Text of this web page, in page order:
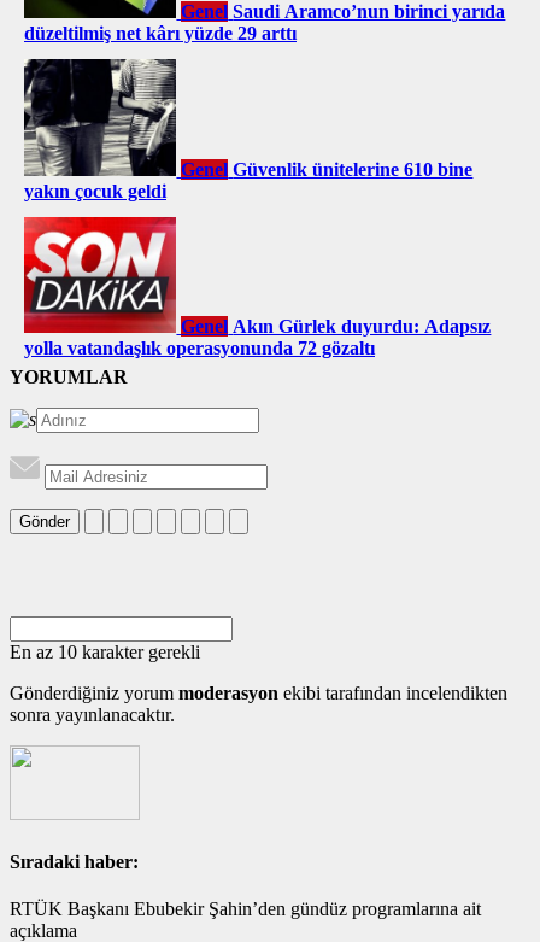
Genel Saudi Aramco’nun birinci yarıda
düzeltilmiş net kârı yüzde 29 arttı
Genel Güvenlik ünitelerine 610 bine
yakın çocuk geldi
Genel Akın Gürlek duyurdu: Adapsız
yolla vatandaşlık operasyonunda 72 gözaltı
YORUMLAR
Gönder
En az 10 karakter gerekli
Gönderdiğiniz yorum moderasyon ekibi tarafından incelendikten
sonra yayınlanacaktır.
Sıradaki haber:
RTÜK Başkanı Ebubekir Şahin’den gündüz programlarına ait
açıklama